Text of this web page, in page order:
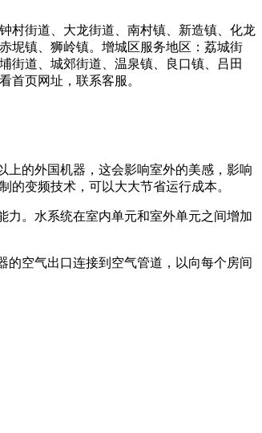
村街道、大龙街道、南村镇、新造镇、化龙
坭镇、狮岭镇。增城区服务地区：荔城街
街道、城郊街道、温泉镇、良口镇、吕田
首页网址，联系客服。
上的外国机器，这会影响室外的美感，影响
的变频技术，可以大大节省运行成本。
力。水系统在室内单元和室外单元之间增加
空气出口连接到空气管道，以向每个房间